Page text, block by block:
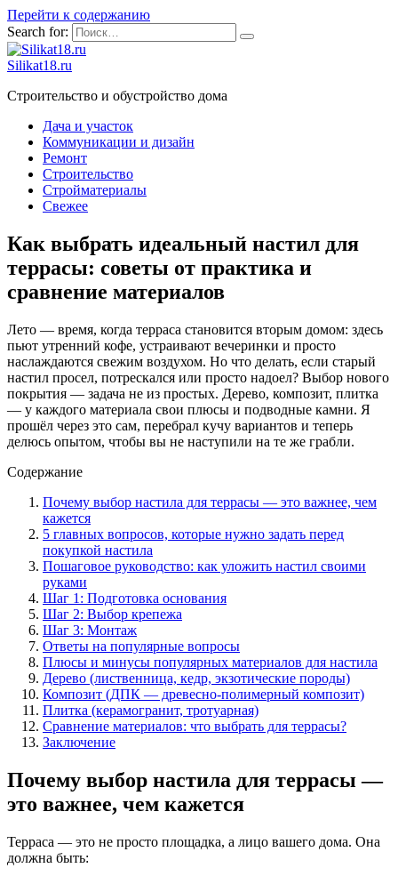
Перейти к содержанию
Search for:
Silikat18.ru
Строительство и обустройство дома
Дача и участок
Коммуникации и дизайн
Ремонт
Строительство
Стройматериалы
Свежее
Как выбрать идеальный настил для
террасы: советы от практика и
сравнение материалов
Лето — время, когда терраса становится вторым домом: здесь
пьют утренний кофе, устраивают вечеринки и просто
наслаждаются свежим воздухом. Но что делать, если старый
настил просел, потрескался или просто надоел? Выбор нового
покрытия — задача не из простых. Дерево, композит, плитка
— у каждого материала свои плюсы и подводные камни. Я
прошёл через это сам, перебрал кучу вариантов и теперь
делюсь опытом, чтобы вы не наступили на те же грабли.
Содержание
Почему выбор настила для террасы — это важнее, чем
кажется
5 главных вопросов, которые нужно задать перед
покупкой настила
Пошаговое руководство: как уложить настил своими
руками
Шаг 1: Подготовка основания
Шаг 2: Выбор крепежа
Шаг 3: Монтаж
Ответы на популярные вопросы
Плюсы и минусы популярных материалов для настила
Дерево (лиственница, кедр, экзотические породы)
Композит (ДПК — древесно-полимерный композит)
Плитка (керамогранит, тротуарная)
Сравнение материалов: что выбрать для террасы?
Заключение
Почему выбор настила для террасы —
это важнее, чем кажется
Терраса — это не просто площадка, а лицо вашего дома. Она
должна быть: